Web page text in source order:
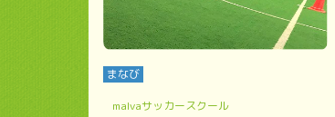
まなび
malvaサッカースクール